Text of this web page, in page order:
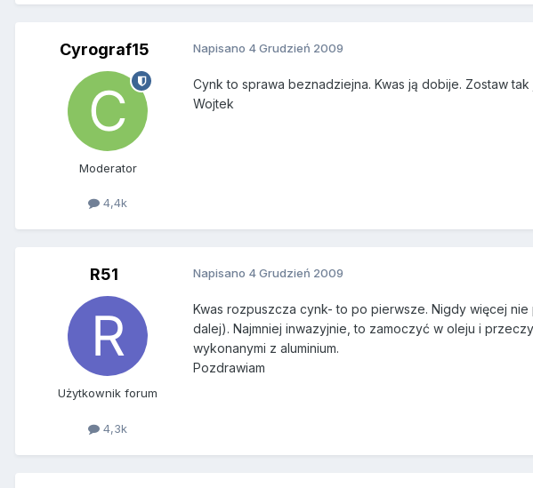
Cyrograf15
Moderator
4,4k
Napisano 4 Grudzień 2009
Cynk to sprawa beznadziejna. Kwas ją dobije. Zostaw tak
Wojtek
R51
Użytkownik forum
4,3k
Napisano 4 Grudzień 2009
Kwas rozpuszcza cynk- to po pierwsze. Nigdy więcej
dalej). Najmniej inwazyjnie, to zamoczyć w oleju i
wykonanymi z aluminium.
Pozdrawiam